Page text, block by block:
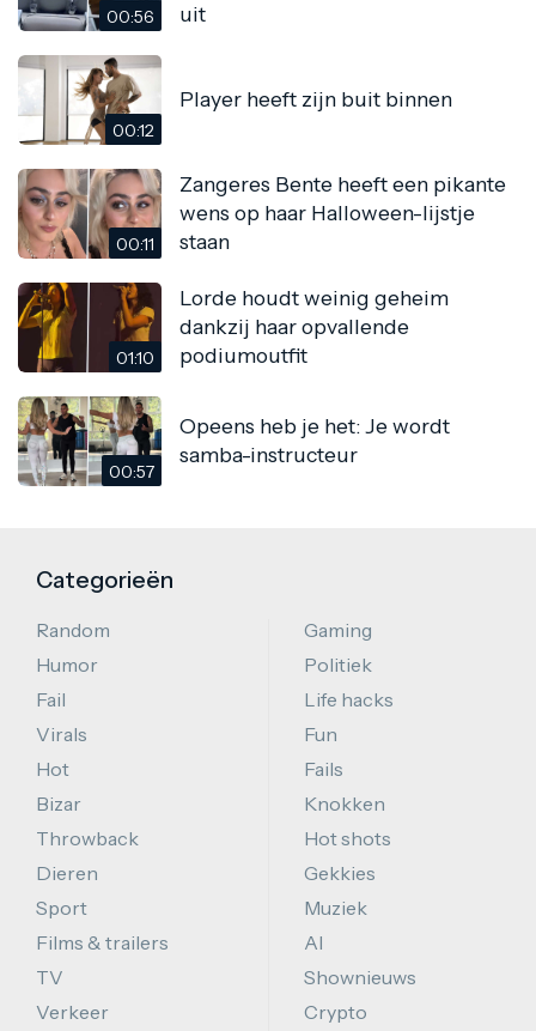
00:56
uit
00:12
Player heeft zijn buit binnen
00:11
Zangeres Bente heeft een pikante
wens op haar Halloween-lijstje
staan
01:10
Lorde houdt weinig geheim
dankzij haar opvallende
podiumoutfit
00:57
Opeens heb je het: Je wordt
samba-instructeur
Categorieën
Random
Humor
Fail
Virals
Hot
Bizar
Throwback
Dieren
Sport
Films & trailers
TV
Verkeer
Gaming
Politiek
Life hacks
Fun
Fails
Knokken
Hot shots
Gekkies
Muziek
AI
Shownieuws
Crypto